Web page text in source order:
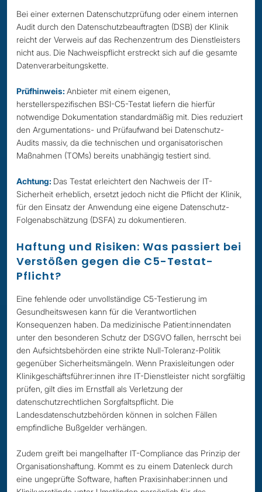
Bei einer externen Datenschutzprüfung oder einem internen
Audit durch den Datenschutzbeauftragten (DSB) der Klinik
reicht der Verweis auf das Rechenzentrum des Dienstleisters
nicht aus. Die Nachweispflicht erstreckt sich auf die gesamte
Datenverarbeitungskette.
Prüfhinweis: Anbieter mit einem eigenen,
herstellerspezifischen BSI-C5-Testat liefern die hierfür
notwendige Dokumentation standardmäßig mit. Dies reduziert
den Argumentations- und Prüfaufwand bei Datenschutz-
Audits massiv, da die technischen und organisatorischen
Maßnahmen (TOMs) bereits unabhängig testiert sind.
Achtung: Das Testat erleichtert den Nachweis der IT-
Sicherheit erheblich, ersetzt jedoch nicht die Pflicht der Klinik,
für den Einsatz der Anwendung eine eigene Datenschutz-
Folgenabschätzung (DSFA) zu dokumentieren.
Haftung und Risiken: Was passiert bei
Verstößen gegen die C5-Testat-
Pflicht?
Eine fehlende oder unvollständige C5-Testierung im
Gesundheitswesen kann für die Verantwortlichen
Konsequenzen haben. Da medizinische Patient:innendaten
unter den besonderen Schutz der DSGVO fallen, herrscht bei
den Aufsichtsbehörden eine strikte Null-Toleranz-Politik
gegenüber Sicherheitsmängeln. Wenn Praxisleitungen oder
Klinikgeschäftsführer:innen ihre IT-Dienstleister nicht sorgfältig
prüfen, gilt dies im Ernstfall als Verletzung der
datenschutzrechtlichen Sorgfaltspflicht. Die
Landesdatenschutzbehörden können in solchen Fällen
empfindliche Bußgelder verhängen.
Zudem greift bei mangelhafter IT-Compliance das Prinzip der
Organisationshaftung. Kommt es zu einem Datenleck durch
eine ungeprüfte Software, haften Praxisinhaber:innen und